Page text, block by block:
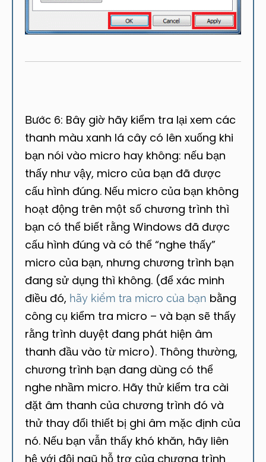
Bước 6: Bây giờ hãy kiểm tra lại xem các
thanh màu xanh lá cây có lên xuống khi
bạn nói vào micro hay không: nếu bạn
thấy như vậy, micro của bạn đã được
cấu hình đúng. Nếu micro của bạn không
hoạt động trên một số chương trình thì
bạn có thể biết rằng Windows đã được
cấu hình đúng và có thể “nghe thấy”
micro của bạn, nhưng chương trình bạn
đang sử dụng thì không. (để xác minh
điều đó, hãy kiểm tra micro của bạn bằng
công cụ kiểm tra micro – và bạn sẽ thấy
rằng trình duyệt đang phát hiện âm
thanh đầu vào từ micro). Thông thường,
chương trình bạn đang dùng có thể
nghe nhầm micro. Hãy thử kiểm tra cài
đặt âm thanh của chương trình đó và
thử thay đổi thiết bị ghi âm mặc định của
nó. Nếu bạn vẫn thấy khó khăn, hãy liên
hệ với đội ngũ hỗ trợ của chương trình